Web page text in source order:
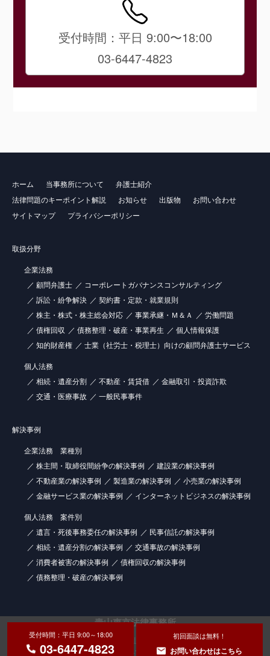
受付時間：平日 9:00～18:00
03-6447-4823
初回面談は無料！
お問い合わせはこちら
受付時間：平日 9:00〜18:00
03-6447-4823
ホーム 当事務所について
弁護士紹介
法律問題のキーポイント解説
お知らせ 出版物
お問い合わせ
サイトマップ
プライバシーポリシー
取扱分野
企業法務
顧問弁護士
コーポレートガバナンスコンサルティング
訴訟・紛争解決
契約書・定款・就業規則
株主・株式・株主総会対応
事業承継・Ｍ＆Ａ
労働問題
債権回収
債務整理・破産・事業再生
個人情報保護
知的財産権
士業（社労士・税理士）向けの顧問弁護士サービス
個人法務
相続・遺産分割
不動産・賃貸借
金融取引・投資詐欺
交通・医療事故
一般民事事件
解決事例
企業法務 業種別
株主間・取締役間紛争の解決事例
建設業の解決事例
不動産業の解決事例
製造業の解決事例
小売業の解決事例
金融サービス業の解決事例
インターネットビジネスの解決事例
個人法務 案件別
遺言・死後事務委任の解決事例
民事信託の解決事例
相続・遺産分割の解決事例
交通事故の解決事例
消費者被害の解決事例
債権回収の解決事例
債務整理・破産の解決事例
青山東京法律事務所
〒107-0062 東京都港区南青山1-1-1 新青山ビル 東館13階
半蔵門線、大江戸線 青山一丁目駅 南青山方面出口直結